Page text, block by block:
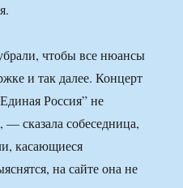
чтобы все нюансы
и так далее. Концерт
Россия” не
— сказала собеседница,
касающиеся
на сайте она не